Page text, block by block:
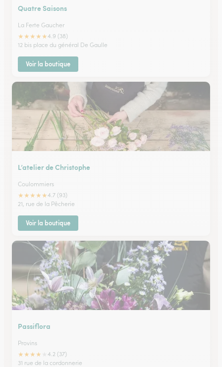
Quatre Saisons
La Ferte Gaucher
★★★★★4.9 (38)
12 bis place du général De Gaulle
Voir la boutique
L’atelier de Christophe
Coulommiers
★★★★★4.7 (93)
21, rue de la Pêcherie
Voir la boutique
Passiflora
Provins
★★★★
4.2 (37)
31 rue de la cordonnerie